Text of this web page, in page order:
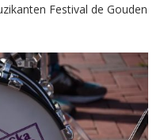
Festival de Gouden